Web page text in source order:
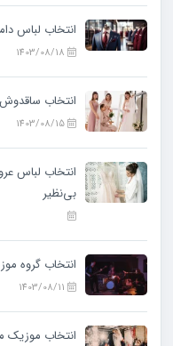
انتخاب لباس
انتخاب
انتخاب لباس
بی‌نظیر
انتخاب گروه
انتخاب موزیک